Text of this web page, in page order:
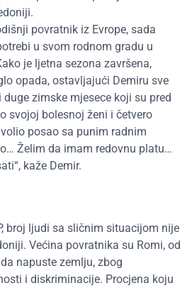
povratnik iz Evrope, sada
u svom rodnom gradu u
je ljetna sezona završena,
opada, ostavljajući Demiru sve
zimske mjesece koji su pred
svojoj bolesnoj ženi i četvero
posao sa punim radnim
Želim da imam redovnu platu…
kaže Demir.
broj ljudi sa sličnim situacijom nije
Većina povratnika su Romi, od
napuste zemlju, zbog
i diskriminacije. Procjena koju